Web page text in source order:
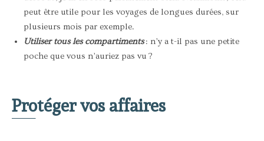
peut être utile pour les voyages de longues durées, sur
plusieurs mois par exemple.
Utiliser tous les compartiments: n’y a t-il pas une petite
poche que vous n’auriez pas vu ?
Protéger vos affaires